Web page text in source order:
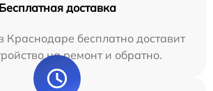
Бесплатная доставка
Краснодаре бесплатно доставит
на ремонт и обратно.